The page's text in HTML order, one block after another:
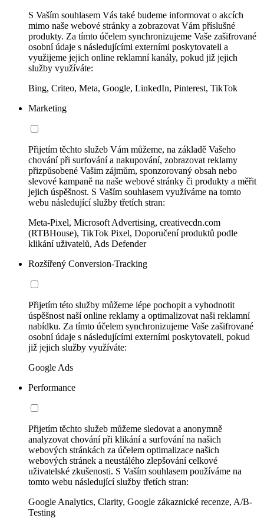
S Vaším souhlasem Vás také budeme informovat o akcích
mimo naše webové stránky a zobrazovat Vám příslušné
produkty. Za tímto účelem synchronizujeme Vaše zašifrované
osobní údaje s následujícími externími poskytovateli a
využijeme jejich online reklamní kanály, pokud již jejich
služby využíváte:
Bing, Criteo, Meta, Google, LinkedIn, Pinterest, TikTok
Marketing
Přijetím těchto služeb Vám můžeme, na základě Vašeho
chování při surfování a nakupování, zobrazovat reklamy
přizpůsobené Vašim zájmům, sponzorovaný obsah nebo
slevové kampaně na naše webové stránky či produkty a měřit
jejich úspěšnost. S Vaším souhlasem využíváme na tomto
webu následující služby třetích stran:
Meta-Pixel, Microsoft Advertising, creativecdn.com
(RTBHouse), TikTok Pixel, Doporučení produktů podle
klikání uživatelů, Ads Defender
Rozšířený Conversion-Tracking
Přijetím této služby můžeme lépe pochopit a vyhodnotit
úspěšnost naší online reklamy a optimalizovat naši reklamní
nabídku. Za tímto účelem synchronizujeme Vaše zašifrované
osobní údaje s následujícími externími poskytovateli, pokud
již jejich služby využíváte:
Google Ads
Performance
Přijetím těchto služeb můžeme sledovat a anonymně
analyzovat chování při klikání a surfování na našich
webových stránkách za účelem optimalizace našich
webových stránek a neustálého zlepšování celkové
uživatelské zkušenosti. S Vaším souhlasem používáme na
tomto webu následující služby třetích stran:
Google Analytics, Clarity, Google zákaznické recenze, A/B-
Testing